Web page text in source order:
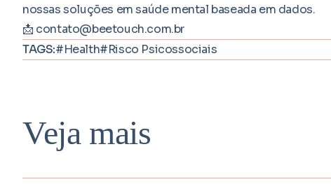
nossas soluções em saúde mental baseada em dados.
📩 contato@beetouch.com.br
TAGS:#Health#Risco Psicossociais
Veja mais